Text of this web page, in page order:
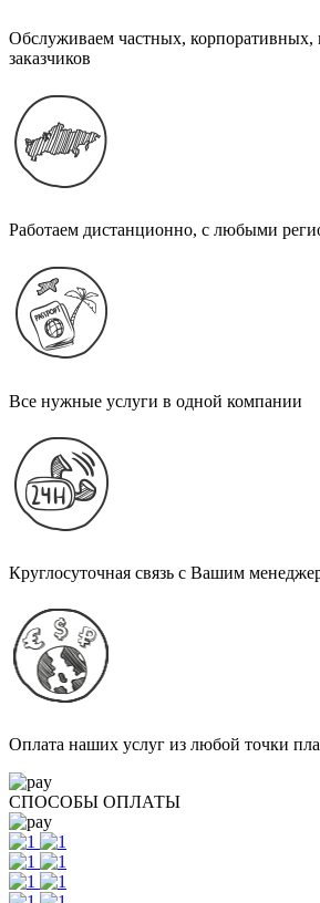
Обслуживаем частных, корпоративных,
заказчиков
Работаем дистанционно, с любыми
Все нужные услуги в одной компании
Круглосуточная связь с Вашим
Оплата наших услуг из любой точки
СПОСОБЫ ОПЛАТЫ